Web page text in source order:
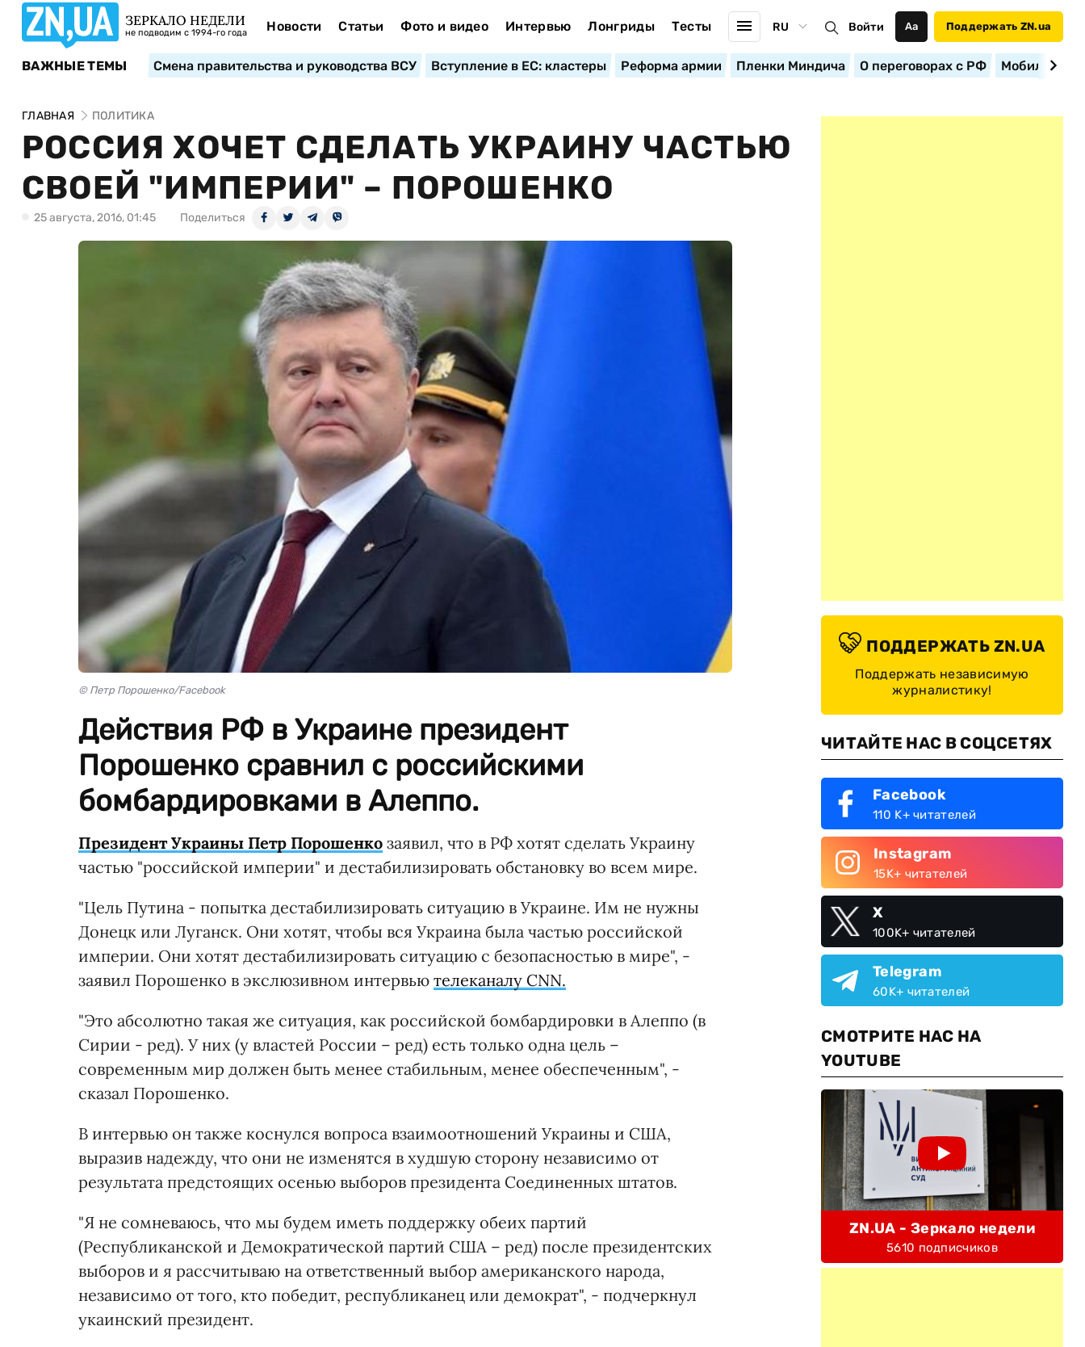
ЗЕРКАЛО НЕДЕЛИ
не подводим с 1994-го года Новости Статьи Фото и видео Интервью Лонгриды Тесты RU Войти Аа Поддержать ZN.ua
ВАЖНЫЕ ТЕМЫ Смена правительства и руководства ВСУ Вступление в ЕС: кластеры Реформа армии Пленки Миндича О переговорах с РФ
ГЛАВНАЯ ПОЛИТИКА
РОССИЯ ХОЧЕТ СДЕЛАТЬ УКРАИНУ ЧАСТЬЮ
СВОЕЙ "ИМПЕРИИ" – ПОРОШЕНКО
25 августа, 2016, 01:45 Поделиться
© Петр Порошенко/Facebook
Действия РФ в Украине президент
Порошенко сравнил с российскими
бомбардировками в Алеппо.
Президент Украины Петр Порошенко заявил, что в РФ хотят сделать Украину
частью "российской империи" и дестабилизировать обстановку во всем мире.
"Цель Путина - попытка дестабилизировать ситуацию в Украине. Им не нужны
Донецк или Луганск. Они хотят, чтобы вся Украина была частью российской
империи. Они хотят дестабилизировать ситуацию с безопасностью в мире", -
заявил Порошенко в экслюзивном интервью телеканалу CNN.
"Это абсолютно такая же ситуация, как российской бомбардировки в Алеппо (в
Сирии - ред). У них (у властей России – ред) есть только одна цель –
современным мир должен быть менее стабильным, менее обеспеченным", -
сказал Порошенко.
В интервью он также коснулся вопроса взаимоотношений Украины и США,
выразив надежду, что они не изменятся в худшую сторону независимо от
результата предстоящих осенью выборов президента Соединенных штатов.
"Я не сомневаюсь, что мы будем иметь поддержку обеих партий
(Республиканской и Демократической партий США – ред) после президентских
выборов и я рассчитываю на ответственный выбор американского народа,
независимо от того, кто победит, республиканец или демократ", - подчеркнул
укаинский президент.
ПОДДЕРЖАТЬ ZN.UA
Поддержать независимую
журналистику!
ЧИТАЙТЕ НАС В СОЦСЕТЯХ
Facebook
110 K+ читателей
Instagram
15K+ читателей
X
100K+ читателей
Telegram
60K+ читателей
СМОТРИТЕ НАС НА
YOUTUBE
ZN.UA - Зеркало недели
5610 подписчиков